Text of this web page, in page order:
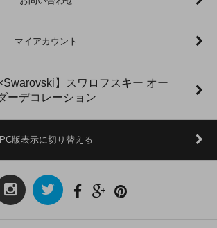
マイアカウント
】スワロフスキー オー
ーデコレーション
PC版表示に切り替える